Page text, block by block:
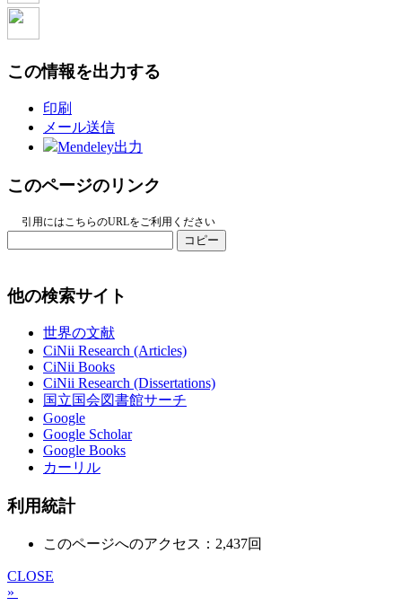
この情報を出力する
印刷
メール送信
Mendeley出力
このページのリンク
引用にはこちらのURLをご利用ください
コピー
他の検索サイト
世界の文献
CiNii Research (Articles)
CiNii Books
CiNii Research (Dissertations)
国立国会図書館サーチ
Google
Google Scholar
Google Books
カーリル
利用統計
このページへのアクセス：2,437回
CLOSE
»